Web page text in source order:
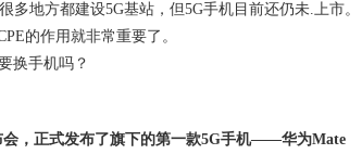
地方都建设5G基站，但5G手机目前还仍未.上市。
的作用就非常重要了。
会，正式发布了旗下的第一款5G手机——华为Mate